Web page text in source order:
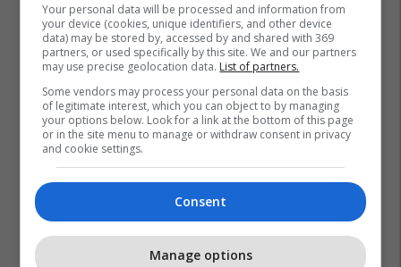
Your personal data will be processed and information from
your device (cookies, unique identifiers, and other device
data) may be stored by, accessed by and shared with 369
partners, or used specifically by this site. We and our partners
may use precise geolocation data. List of partners.
Some vendors may process your personal data on the basis
of legitimate interest, which you can object to by managing
your options below. Look for a link at the bottom of this page
or in the site menu to manage or withdraw consent in privacy
and cookie settings.
Consent
Manage options